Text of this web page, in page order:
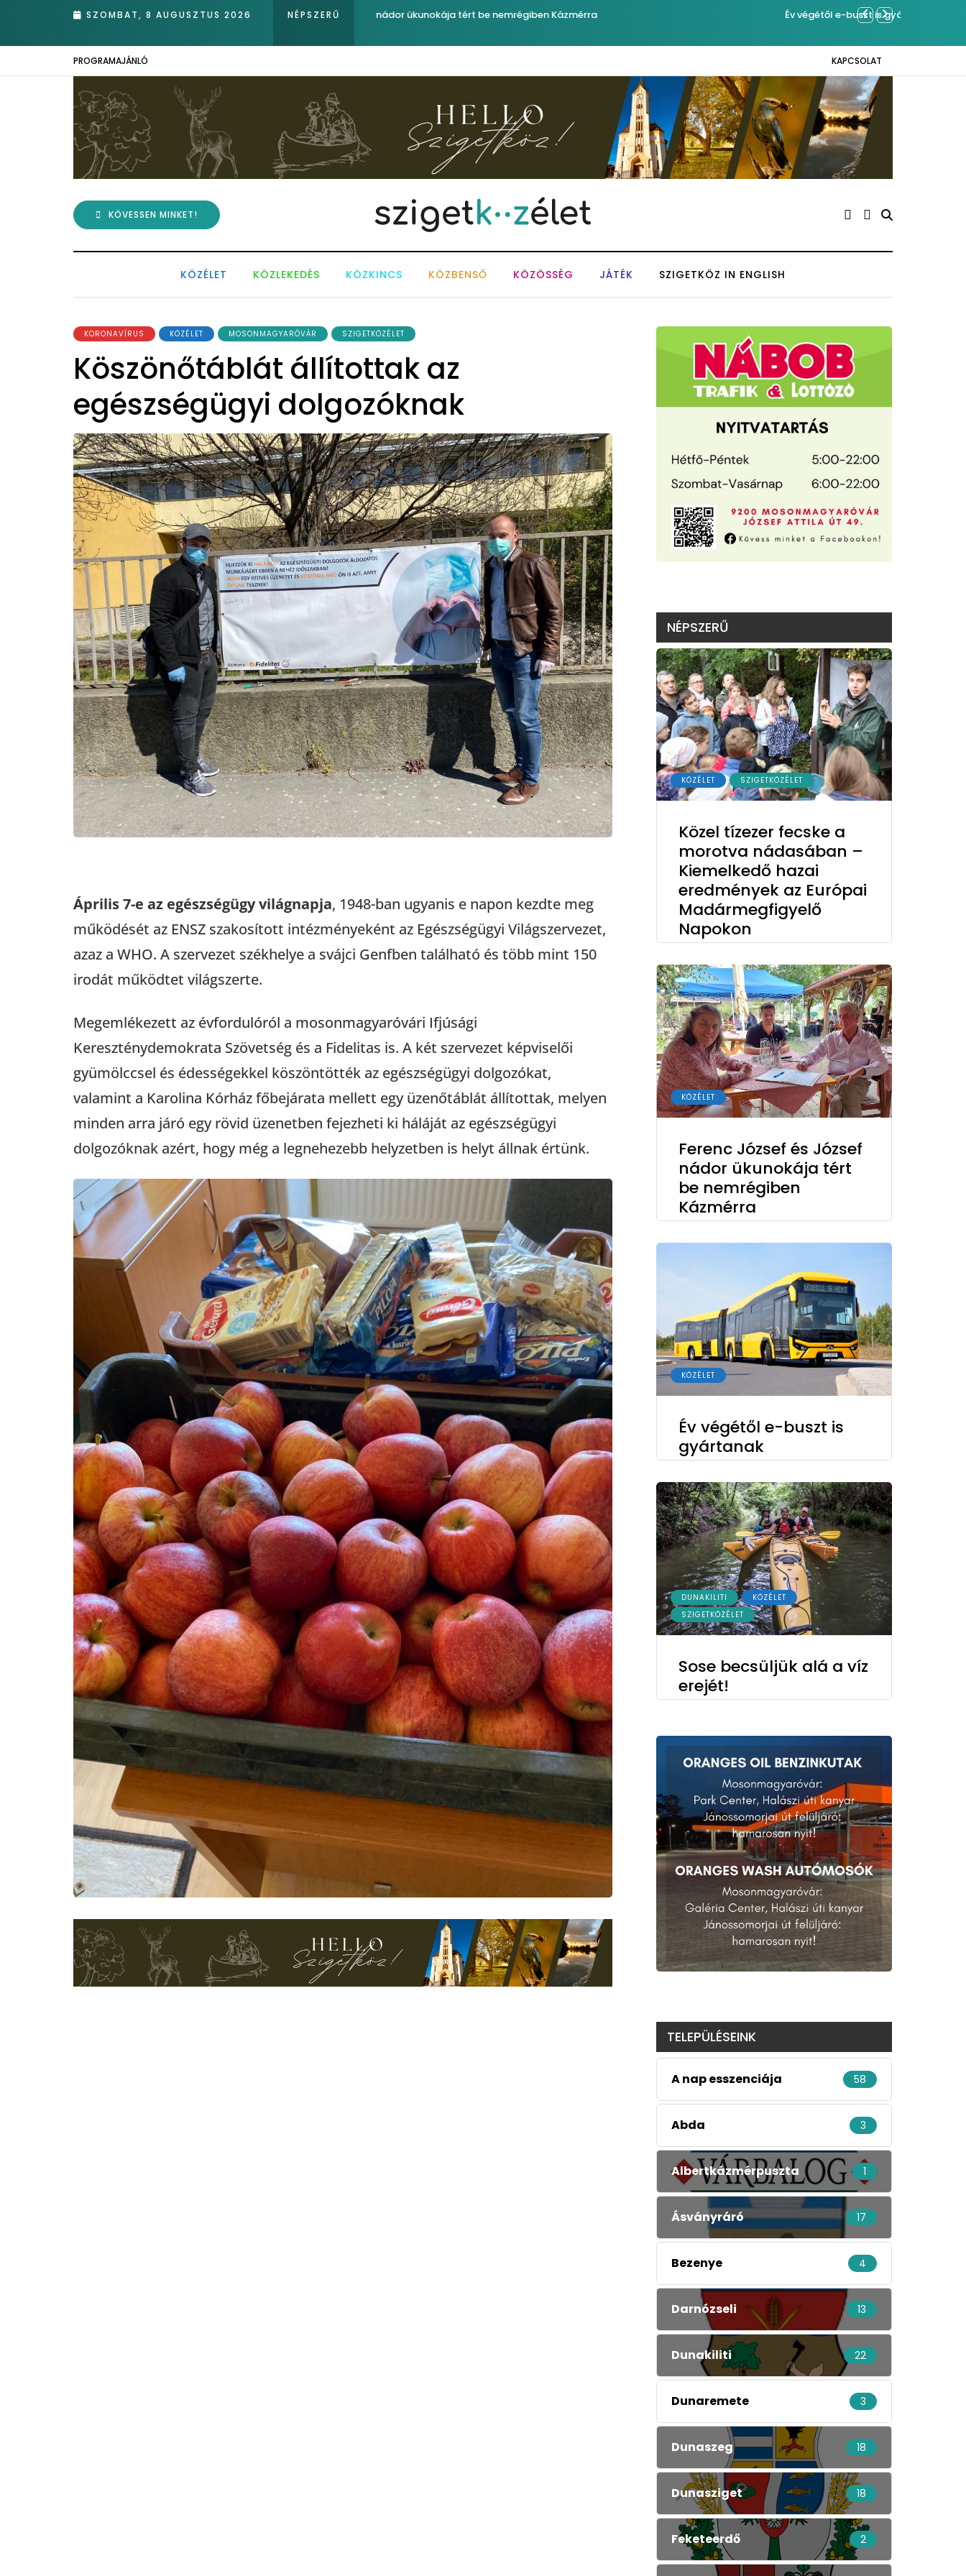
SZOMBAT, 8 AUGUSZTUS 2026 NÉPSZERŰ
tért be nemrégiben Kázmérra Év végétől e-buszt is gyártanak Sose
PROGRAMAJÁNLÓ KAPCSOLAT
KÖVESSEN MINKET!
KÖZÉLET KÖZLEKEDÉS KÖZKINCS KÖZBENSŐ KÖZÖSSÉG JÁTÉK SZIGETKÖZ IN ENGLISH
KORONAVÍRUS KÖZÉLET MOSONMAGYARÓVÁR SZIGETKÖZÉLET
Köszönőtáblát állítottak az
egészségügyi dolgozóknak
Április 7-e az egészségügy világnapja, 1948-ban ugyanis e napon kezdte meg
működését az ENSZ szakosított intézményeként az Egészségügyi Világszervezet,
azaz a WHO. A szervezet székhelye a svájci Genfben található és több mint 150
irodát működtet világszerte.
Megemlékezett az évfordulóról a mosonmagyaróvári Ifjúsági
Kereszténydemokrata Szövetség és a Fidelitas is. A két szervezet képviselői
gyümölccsel és édességekkel köszöntötték az egészségügyi dolgozókat,
valamint a Karolina Kórház főbejárata mellett egy üzenőtáblát állítottak, melyen
minden arra járó egy rövid üzenetben fejezheti ki háláját az egészségügyi
dolgozóknak azért, hogy még a legnehezebb helyzetben is helyt állnak értünk.
NÉPSZERŰ
KÖZÉLET SZIGETKÖZÉLET
Közel tízezer fecske a
morotva nádasában –
Kiemelkedő hazai
eredmények az Európai
Madármegfigyelő
Napokon
KÖZÉLET
Ferenc József és József
nádor ükunokája tért
be nemrégiben
Kázmérra
KÖZÉLET
Év végétől e-buszt is
gyártanak
DUNAKILITI
KÖZÉLET
SZIGETKÖZÉLET
Sose becsüljük alá a víz
erejét!
TELEPÜLÉSEINK
A nap esszenciája 58
Abda 3
Albertkázmérpuszta 1
Ásványráró 17
Bezenye 4
Darnózseli 13
Dunakiliti 22
Dunaremete 3
Dunaszeg 18
Dunasziget 18
Feketeerdő 2